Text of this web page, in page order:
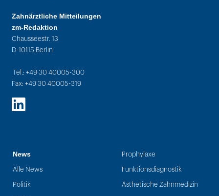
Zahnärztliche Mitteilungen
zm-Redaktion
Chausseestr. 13
D-10115 Berlin
Tel.: +49 30 40005-300
Fax: +49 30 40005-319
LinkedIn
News
Alle News
Politik
Prophylaxe
Funktionsdiagnostik
Ästhetische Zahnmedizin